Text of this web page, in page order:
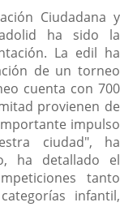
Ciudadana y
ha sido la
La edil ha
de un torneo
cuenta con 700
provienen de
impulso
ciudad", ha
ha detallado el
tanto
infantil,